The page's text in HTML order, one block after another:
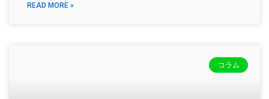
READ MORE »
コラム